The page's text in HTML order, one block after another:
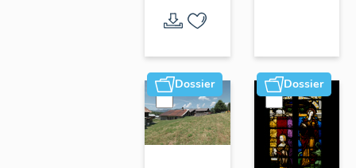
Dossier Dossier